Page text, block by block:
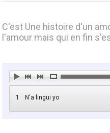
C'est Une histoire d'un
l'amour mais qui en fin
1 N'a lingui yo